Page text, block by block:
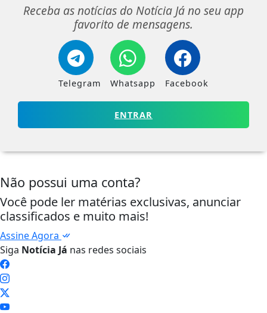
Receba as notícias do Notícia Já no seu app
favorito de mensagens.
Telegram Whatsapp Facebook
ENTRAR
Não possui uma conta?
Você pode ler matérias exclusivas, anunciar
classificados e muito mais!
Assine Agora
Siga Notícia Já nas redes sociais